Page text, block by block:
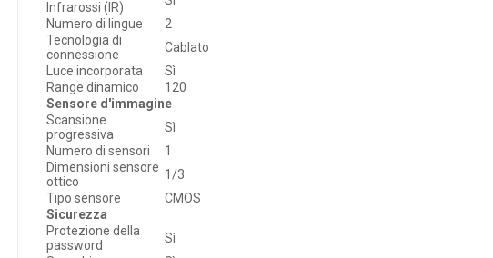
Infrarossi (IR)
Numero di lingue
2
Tecnologia di
connessione
Cablato
Luce incorporata
Sì
Range dinamico
120
Sensore d'immagine
Scansione
progressiva
Sì
Numero di sensori
1
Dimensioni sensore
ottico
1/3
Tipo sensore
CMOS
Sicurezza
Protezione della
password
Sì